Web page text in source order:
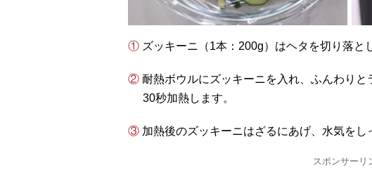
① ズッキーニ（1本：200g）はヘタを切り落と
② 耐熱ボウルにズッキーニを入れ、ふんわりとラップをかけて電子レンジ600Wで2分
30秒加熱します。
③ 加熱後のズッキーニはざるにあげ、水気をし
スポンサーリ